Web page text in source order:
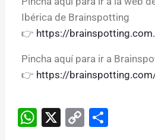
Ibérica de Brainspotting
👉 https://
Pincha aquí para ir a
👉 https://
W
X
C